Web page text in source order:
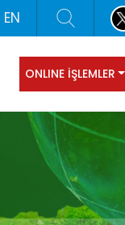
EN
ONLINE İŞLEMLER